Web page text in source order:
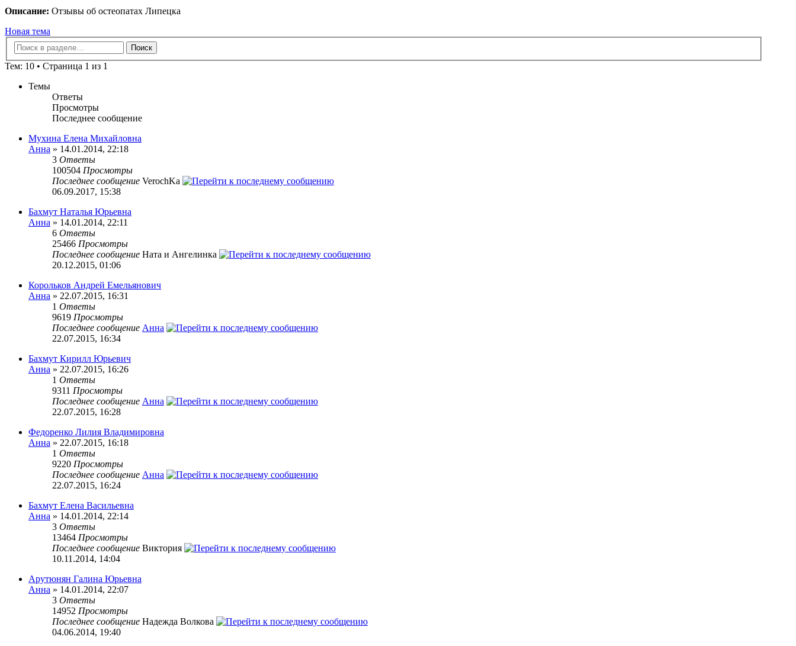
Описание: Отзывы об остеопатах Липецка
Новая тема
Тем: 10 • Страница 1 из 1
Темы
Ответы
Просмотры
Последнее сообщение
Мухина Елена Михайловна
Анна » 14.01.2014, 22:18
3 Ответы
100504 Просмотры
Последнее сообщение VerochKa
06.09.2017, 15:38
Бахмут Наталья Юрьевна
Анна » 14.01.2014, 22:11
6 Ответы
25466 Просмотры
Последнее сообщение Ната и Ангелинка
20.12.2015, 01:06
Корольков Андрей Емельянович
Анна » 22.07.2015, 16:31
1 Ответы
9619 Просмотры
Последнее сообщение Анна
22.07.2015, 16:34
Бахмут Кирилл Юрьевич
Анна » 22.07.2015, 16:26
1 Ответы
9311 Просмотры
Последнее сообщение Анна
22.07.2015, 16:28
Федоренко Лилия Владимировна
Анна » 22.07.2015, 16:18
1 Ответы
9220 Просмотры
Последнее сообщение Анна
22.07.2015, 16:24
Бахмут Елена Васильевна
Анна » 14.01.2014, 22:14
3 Ответы
13464 Просмотры
Последнее сообщение Виктория
10.11.2014, 14:04
Арутюнян Галина Юрьевна
Анна » 14.01.2014, 22:07
3 Ответы
14952 Просмотры
Последнее сообщение Надежда Волкова
04.06.2014, 19:40